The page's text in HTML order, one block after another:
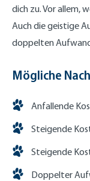
dich zu. Vor allem,
Auch die geistige
doppelten
Mögliche
Anfallende
Steigende
Steigende
Doppelter